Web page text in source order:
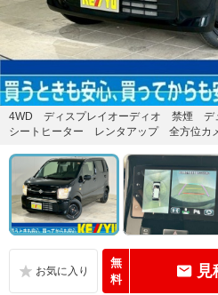
4WD ディスプレイオーディオ 禁煙 デ
シートヒーター レンタアップ 全方位カ
無
料